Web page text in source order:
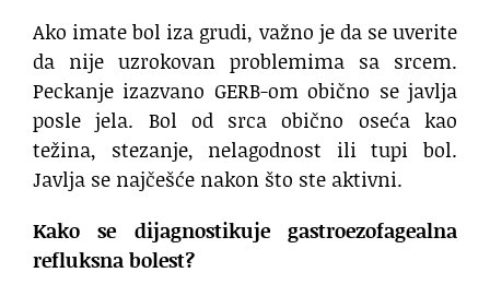
Ako imate bol iza grudi, važno je da se uverite
da nije uzrokovan problemima sa srcem.
Peckanje izazvano GERB-om obično se javlja
posle jela. Bol od srca obično oseća kao
težina, stezanje, nelagodnost ili tupi bol.
Javlja se najčešće nakon što ste aktivni.
Kako se dijagnostikuje gastroezofagealna
refluksna bolest?